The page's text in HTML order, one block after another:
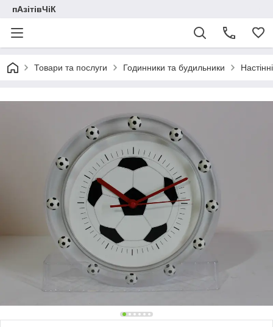
пАзітівЧіК
Товари та послуги Годинники та будильники